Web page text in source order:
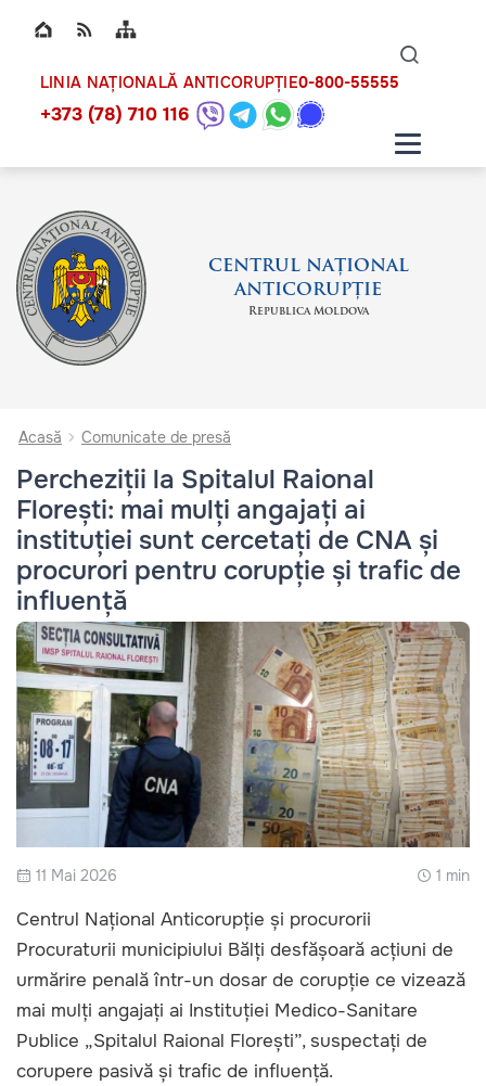
Top bar navigation
LINIA NAȚIONALĂ ANTICORUPȚIE0-800-55555
+373 (78) 710 116
CENTRUL NAȚIONAL
ANTICORUPȚIE
Republica Moldova
Acasă Comunicate de presă
Percheziții la Spitalul Raional
Florești: mai mulți angajați ai
instituției sunt cercetați de CNA și
procurori pentru corupție și trafic de
influență
11 Mai 2026 1 min
Centrul Național Anticorupție și procurorii
Procuraturii municipiului Bălți desfășoară acțiuni de
urmărire penală într-un dosar de corupție ce vizează
mai mulți angajați ai Instituției Medico-Sanitare
Publice „Spitalul Raional Florești”, suspectați de
corupere pasivă și trafic de influență.